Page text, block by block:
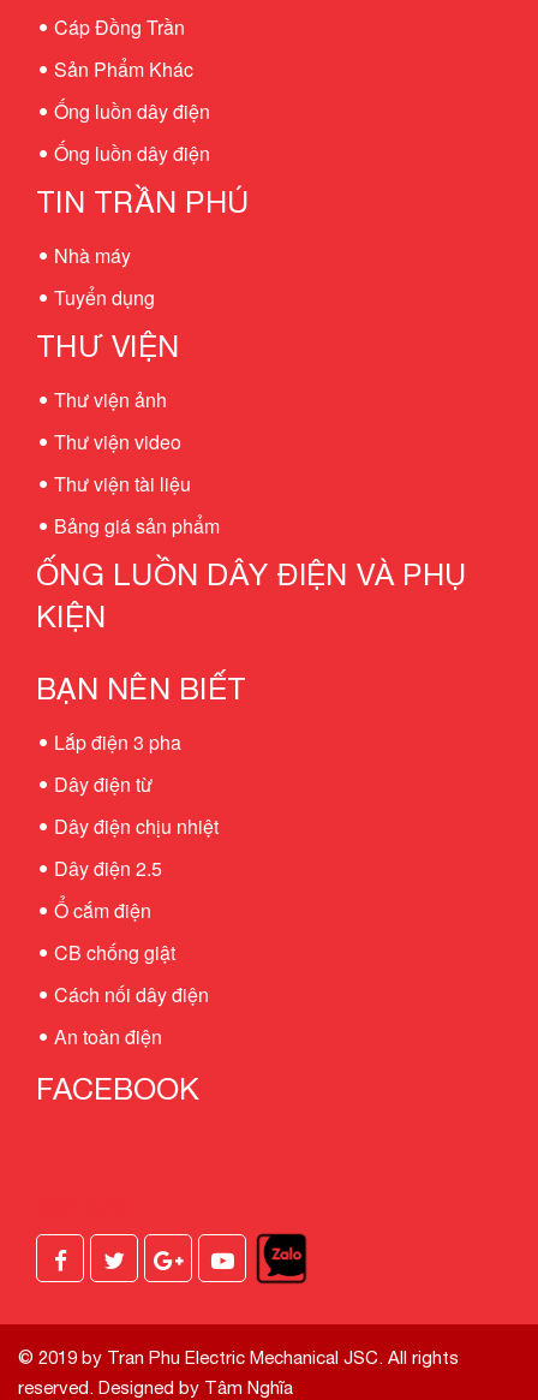
Cáp Đồng Trần
Sản Phẩm Khác
Ống luồn dây điện
Ống luồn dây điện
TIN TRẦN PHÚ
Nhà máy
Tuyển dụng
THƯ VIỆN
Thư viện ảnh
Thư viện video
Thư viện tài liệu
Bảng giá sản phẩm
ỐNG LUỒN DÂY ĐIỆN VÀ PHỤ
KIỆN
BẠN NÊN BIẾT
Lắp điện 3 pha
Dây điện từ
Dây điện chịu nhiệt
Dây điện 2.5
Ổ cắm điện
CB chống giật
Cách nối dây điện
An toàn điện
FACEBOOK
© 2019 by Tran Phu Electric Mechanical JSC. All rights
reserved. Designed by Tâm Nghĩa